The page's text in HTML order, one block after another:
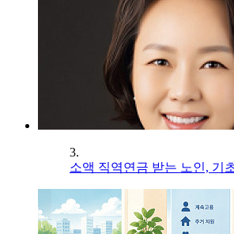
3.
소액 직역연금 받는 노인, 기